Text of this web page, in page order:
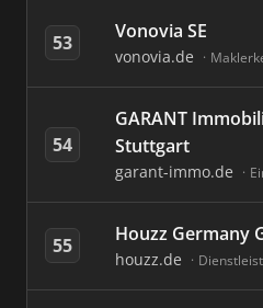
53 Vonovia SE
vonovia.de
54
GARANT
Stuttgart
garant-immo.de
55 Houzz Germany
houzz.de